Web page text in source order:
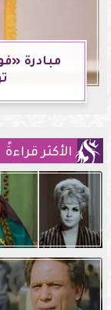
الأكثر قراءةً